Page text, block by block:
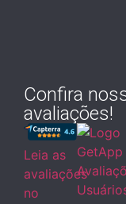
Confira
avaliações!
Leia as
avaliações
no